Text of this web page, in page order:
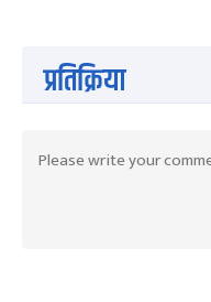
प्रतिक्रिया